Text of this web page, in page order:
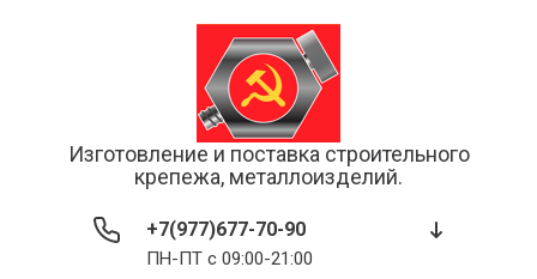
Изготовление и поставка строительного
крепежа, металлоизделий.
+7(977)677-70-90
ПН-ПТ с 09:00-21:00